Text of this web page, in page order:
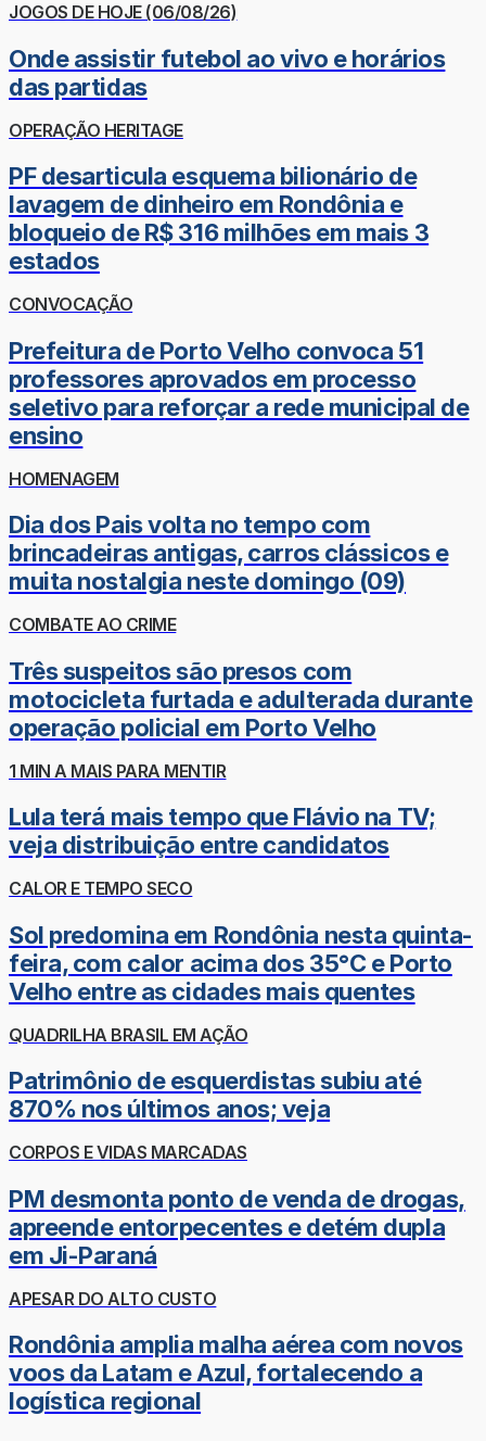
JOGOS DE HOJE (06/08/26)
Onde assistir futebol ao vivo e horários
das partidas
OPERAÇÃO HERITAGE
PF desarticula esquema bilionário de
lavagem de dinheiro em Rondônia e
bloqueio de R$ 316 milhões em mais 3
estados
CONVOCAÇÃO
Prefeitura de Porto Velho convoca 51
professores aprovados em processo
seletivo para reforçar a rede municipal de
ensino
HOMENAGEM
Dia dos Pais volta no tempo com
brincadeiras antigas, carros clássicos e
muita nostalgia neste domingo (09)
COMBATE AO CRIME
Três suspeitos são presos com
motocicleta furtada e adulterada durante
operação policial em Porto Velho
1 MIN A MAIS PARA MENTIR
Lula terá mais tempo que Flávio na TV;
veja distribuição entre candidatos
CALOR E TEMPO SECO
Sol predomina em Rondônia nesta quinta-
feira, com calor acima dos 35°C e Porto
Velho entre as cidades mais quentes
QUADRILHA BRASIL EM AÇÃO
Patrimônio de esquerdistas subiu até
870% nos últimos anos; veja
CORPOS E VIDAS MARCADAS
PM desmonta ponto de venda de drogas,
apreende entorpecentes e detém dupla
em Ji-Paraná
APESAR DO ALTO CUSTO
Rondônia amplia malha aérea com novos
voos da Latam e Azul, fortalecendo a
logística regional